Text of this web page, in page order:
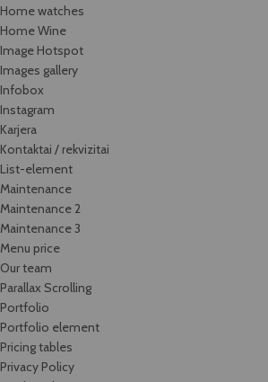
Home watches
Home Wine
Image Hotspot
Images gallery
Infobox
Instagram
Karjera
Kontaktai / rekvizitai
List-element
Maintenance
Maintenance 2
Maintenance 3
Menu price
Our team
Parallax Scrolling
Portfolio
Portfolio element
Pricing tables
Privacy Policy